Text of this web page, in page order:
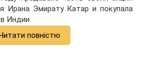
Ирана Эмирату Катар и покупала
Индии.
повністю